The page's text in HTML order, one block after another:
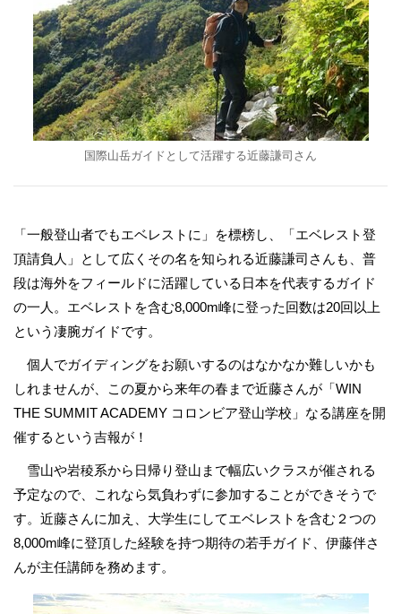
国際山岳ガイドとして活躍する近藤謙司さん
「一般登山者でもエベレストに」を標榜し、「エベレスト登
頂請負人」として広くその名を知られる近藤謙司さんも、普
段は海外をフィールドに活躍している日本を代表するガイド
の一人。エベレストを含む8,000m峰に登った回数は20回以上
という凄腕ガイドです。
個人でガイディングをお願いするのはなかなか難しいかも
しれませんが、この夏から来年の春まで近藤さんが「WIN
THE SUMMIT ACADEMY コロンビア登山学校」なる講座を開
催するという吉報が！
雪山や岩稜系から日帰り登山まで幅広いクラスが催される
予定なので、これなら気負わずに参加することができそうで
す。近藤さんに加え、大学生にしてエベレストを含む２つの
8,000m峰に登頂した経験を持つ期待の若手ガイド、伊藤伴さ
んが主任講師を務めます。